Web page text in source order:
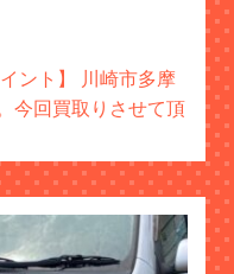
ント】 川崎市多摩
今回買取りさせて頂